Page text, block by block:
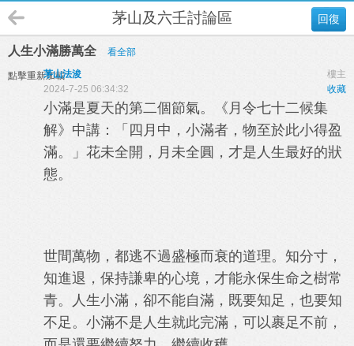
回復
茅山及六壬討論區
人生小滿勝萬全 看全部
點擊重新加載 樓主
茅山法浚
收藏
2024-7-25 06:34:32
小滿是夏天的第二個節氣。《月令七十二候集
解》中講：「四月中，小滿者，物至於此小得盈
滿。」花未全開，月未全圓，才是人生最好的狀
態。
世間萬物，都逃不過盛極而衰的道理。知分寸，
知進退，保持謙卑的心境，才能永保生命之樹常
青。人生小滿，卻不能自滿，既要知足，也要知
不足。小滿不是人生就此完滿，可以裹足不前，